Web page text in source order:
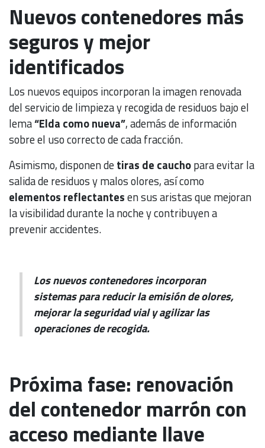
Nuevos contenedores más
seguros y mejor
identificados
Los nuevos equipos incorporan la imagen renovada
del servicio de limpieza y recogida de residuos bajo el
lema“Elda como nueva”, además de información
sobre el uso correcto de cada fracción.
Asimismo, disponen detiras de cauchopara evitar la
salida de residuos y malos olores, así como
elementos reflectantesen sus aristas que mejoran
la visibilidad durante la noche y contribuyen a
prevenir accidentes.
Los nuevos contenedores incorporan
sistemas para reducir la emisión de olores,
mejorar la seguridad vial y agilizar las
operaciones de recogida.
Próxima fase: renovación
del contenedor marrón con
acceso mediante llave